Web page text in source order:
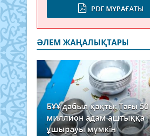
PDF МҰРАҒАТЫ
ӘЛЕМ ЖАҢАЛЫҚТАРЫ
БҰҰ дабыл қақты: Тағы 50
миллион адам аштыққа
ұшырауы мүмкін